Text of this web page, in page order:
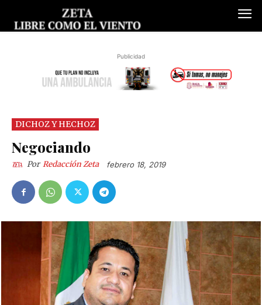
Publicidad
DICHOZ Y HECHOZ
Negociando
Por Redacción Zeta febrero 18, 2019